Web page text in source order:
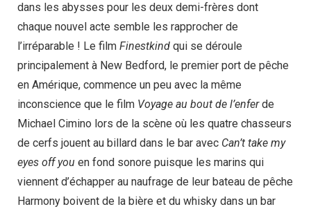
dans les abysses pour les deux demi-frères dont
chaque nouvel acte semble les rapprocher de
l’irréparable ! Le film Finestkind qui se déroule
principalement à New Bedford, le premier port de pêche
en Amérique, commence un peu avec la même
inconscience que le film Voyage au bout de l’enferde
Michael Cimino lors de la scène où les quatre chasseurs
de cerfs jouent au billard dans le bar avec Can’t take my
eyes off you en fond sonore puisque les marins qui
viennent d’échapper au naufrage de leur bateau de pêche
Harmony boivent de la bière et du whisky dans un bar